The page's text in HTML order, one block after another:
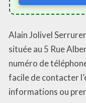
Alain Jolivel
située au 5 Rue
numéro de
facile de contacter
informations ou